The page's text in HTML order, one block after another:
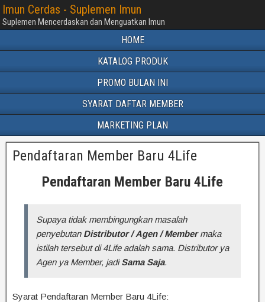
Imun Cerdas - Suplemen Imun
Suplemen Mencerdaskan dan Menguatkan Imun
HOME
KATALOG PRODUK
PROMO BULAN INI
SYARAT DAFTAR MEMBER
MARKETING PLAN
Pendaftaran Member Baru 4Life
Pendaftaran Member Baru 4Life
Supaya tidak membingungkan masalah
penyebutan Distributor / Agen / Membermaka
istilah tersebut di 4Life adalah sama. Distributor ya
Agen ya Member, jadiSama Saja.
Syarat Pendaftaran Member Baru 4Life: